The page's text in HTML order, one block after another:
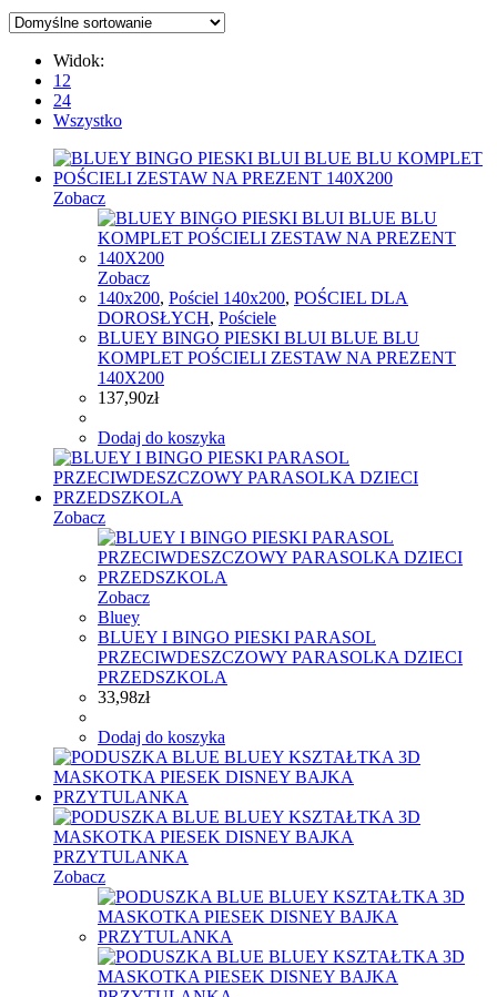
Widok:
12
24
Wszystko
Zobacz
Zobacz
140x200, Pościel 140x200, POŚCIEL DLA
DOROSŁYCH, Pościele
BLUEY BINGO PIESKI BLUI BLUE BLU
KOMPLET POŚCIELI ZESTAW NA PREZENT
140X200
137,90zł
Dodaj do koszyka
Zobacz
Zobacz
Bluey
BLUEY I BINGO PIESKI PARASOL
PRZECIWDESZCZOWY PARASOLKA DZIECI
PRZEDSZKOLA
33,98zł
Dodaj do koszyka
Zobacz